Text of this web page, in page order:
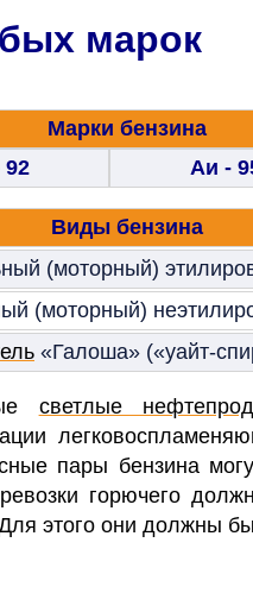
марок
Марки бензина
Аи -
Виды бензина
(моторный)
(моторный)
«Галоша» («уайт-
светлые
пары бензина
горючего
этого они должны